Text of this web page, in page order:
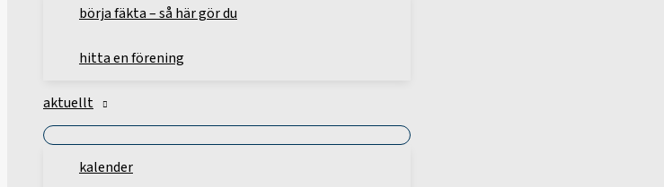
börja fäkta – så här gör du
hitta en förening
aktuellt
kalender